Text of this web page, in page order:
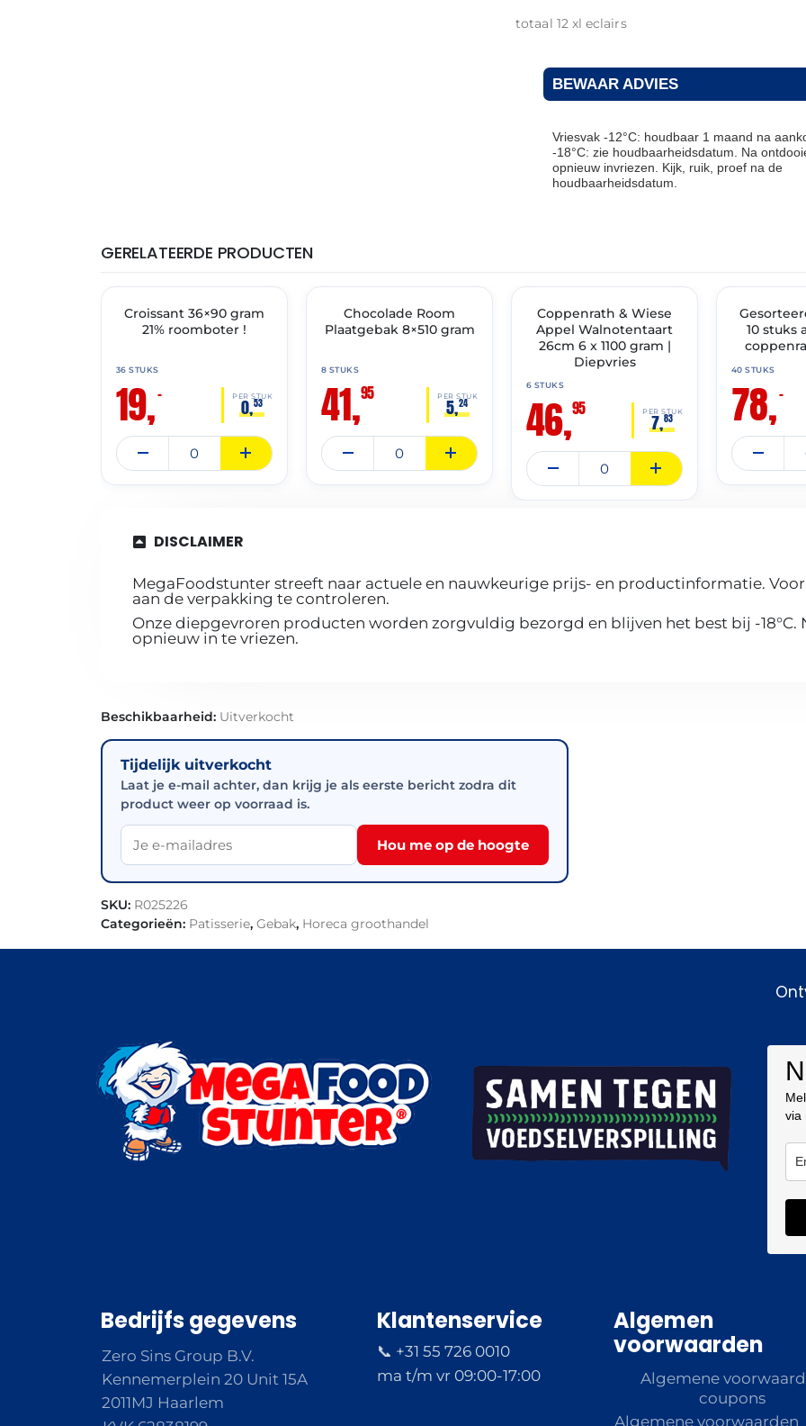
totaal 12 xl eclairs
BEWAAR ADVIES
Vriesvak -12°C: houdbaar 1 maand na
-18°C: zie houdbaarheidsdatum. Na
opnieuw invriezen. Kijk, ruik, proef na de
houdbaarheidsdatum.
GERELATEERDE PRODUCTEN
🔥 OP=OP
Croissant 36×90 gram
21% roomboter !
36 STUKS
19,– PER STUK
0,53
✓ VAST ASSORTIMENT
Chocolade Room
Plaatgebak 8×510 gram
8 STUKS
41,95 PER STUK
5,24
✓ VAST ASSORTIMENT
Coppenrath & Wiese
Appel Walnotentaart
26cm 6 x 1100 gram |
Diepvries
6 STUKS
46,95 PER STUK
7,83
✓ VAST
10 stuks
40 STUKS
78,–
DISCLAIMER
MegaFoodstunter streeft naar actuele en nauwkeurige prijs- en productinformatie.
aan de verpakking te controleren.
Onze diepgevroren producten worden zorgvuldig bezorgd en blijven het best bij -18°C.
opnieuw in te vriezen.
Beschikbaarheid: Uitverkocht
Tijdelijk uitverkocht
Laat je e-mail achter, dan krijg je als eerste bericht zodra dit
product weer op voorraad is.
Hou me op de hoogte
SKU: R025226
Categorieën: Patisserie, Gebak, Horeca groothandel
via
Bedrijfs gegevens
Zero Sins Group B.V.
Kennemerplein 20 Unit 15A
2011MJ Haarlem
Klantenservice
📞 +31 55 726 0010
ma t/m vr 09:00-17:00
Algemen
voorwaarden
Algemene
coupons
Algemene voorwaarden